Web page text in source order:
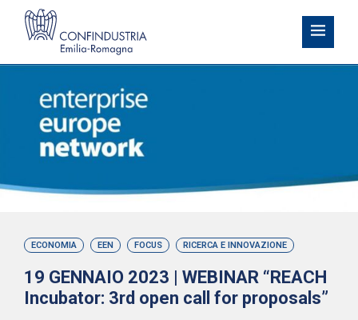
ECONOMIA EEN FOCUS RICERCA E INNOVAZIONE
19 GENNAIO 2023 | WEBINAR “REACH
Incubator: 3rd open call for proposals”